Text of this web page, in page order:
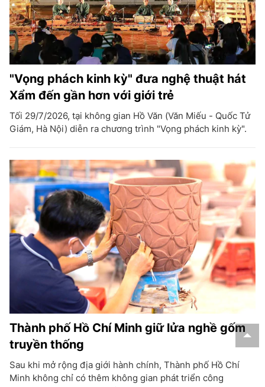
"Vọng phách kinh kỳ" đưa nghệ thuật hát
Xẩm đến gần hơn với giới trẻ
Tối 29/7/2026, tại không gian Hồ Văn (Văn Miếu - Quốc Tử
Giám, Hà Nội) diễn ra chương trình "Vọng phách kinh kỳ".
Thành phố Hồ Chí Minh giữ lửa nghề gốm
truyền thống
Sau khi mở rộng địa giới hành chính, Thành phố Hồ Chí
Minh không chỉ có thêm không gian phát triển công